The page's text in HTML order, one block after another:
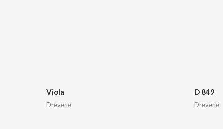
Viola
Drevené
D 849
Drevené